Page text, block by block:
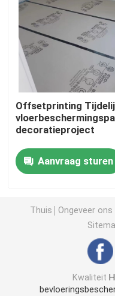
Kraftpapier-
Het Document van
Het Document van
Waterdichte
Tijdelijke
Zwart
In te ademen
Inpakkend
Offsetprinting
decoratieproject
Aanvraag sturen
Thuis Ongeveer ons
Kwaliteit